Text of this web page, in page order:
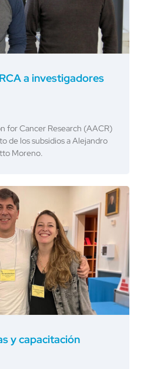
a investigadores
for Cancer Research (AACR)
de los subsidios a Alejandro
Moreno.
y capacitación